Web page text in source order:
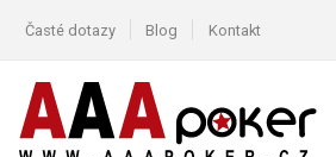
Časté dotazy Blog Kontakt